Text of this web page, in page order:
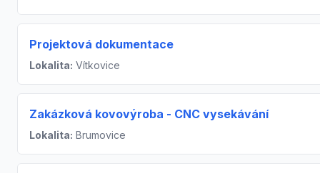
Projektová dokumentace
Lokalita: Vítkovice
Zakázková kovovýroba - CNC vysekávání
Lokalita: Brumovice